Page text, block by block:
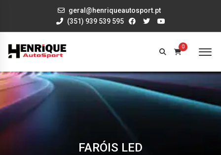
geral@henriqueautosport.pt
(351) 939 539 595
0
FARÓIS LED